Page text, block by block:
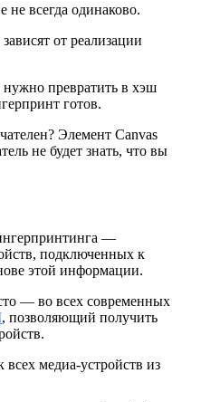
всегда одинаково.
от реализации
превратить в хэш
готов.
Элемент Canvas
не будет знать, что вы
—
подключенных к
этой информации.
— во всех современных
, позволяющий получить
медиа-устройств из